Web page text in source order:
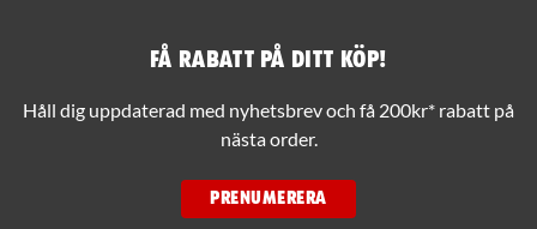
Få rabatt på ditt köp!
Håll dig uppdaterad med nyhetsbrev och få 200kr* rabatt på
nästa order.
PRENUMERERA